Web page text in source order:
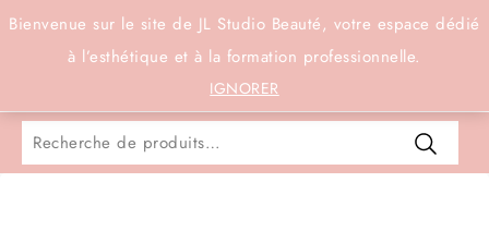
Bienvenue sur le site de JL Studio Beauté, votre espace dédié
à l’esthétique et à la formation professionnelle.
IGNORER
Connexion